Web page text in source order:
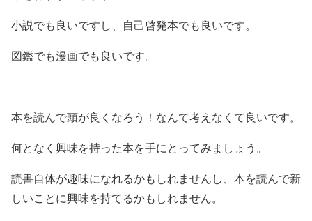
小説でも良いですし、自己啓発本でも良いです。
図鑑でも漫画でも良いです。
本を読んで頭が良くなろう！なんて考えなくて良いです。
何となく興味を持った本を手にとってみましょう。
読書自体が趣味になれるかもしれませんし、本を読んで新
しいことに興味を持てるかもしれません。